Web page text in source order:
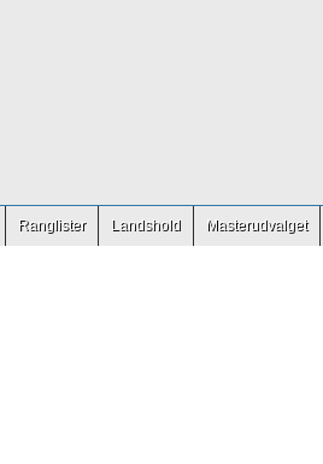
Ranglister Landshold Masterudvalget